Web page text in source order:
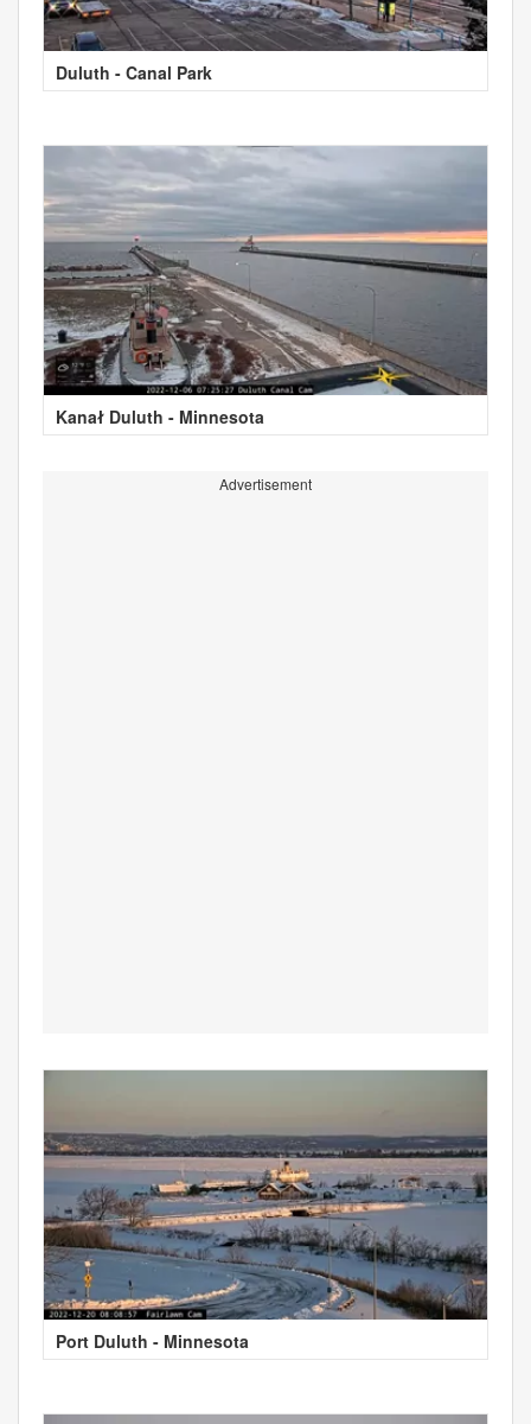
Duluth - Canal Park
Kanał Duluth - Minnesota
Advertisement
Port Duluth - Minnesota